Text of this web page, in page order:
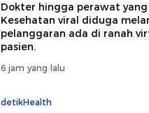
Dokter hingga perawat yang
Kesehatan viral diduga
pelanggaran ada di ranah
pasien.
6 jam yang lalu
detikHealth